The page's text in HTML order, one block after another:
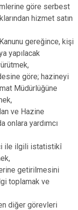
göre serbest
hizmet satın
gereğince, kişi
yapılacak
göre; hazineyi
Müdürlüğüne
ve Hazine
onlara yardımcı
ile ilgili istatistikî
getirilmesini
toplamak ve
diğer görevleri